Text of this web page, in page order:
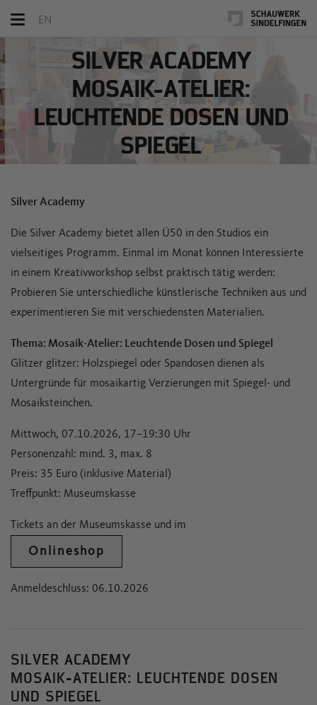
Toggle
EN
SILVER ACADEMY
MOSAIK-ATELIER:
LEUCHTENDE DOSEN UND
SPIEGEL
Silver Academy
Die Silver Academy bietet allen Ü50 in den Studios ein
vielseitiges Programm. Einmal im Monat können Interessierte
in einem Kreativworkshop selbst praktisch tätig werden:
Probieren Sie unterschiedliche künstlerische Techniken aus und
experimentieren Sie mit verschiedensten Materialien.
Thema: Mosaik-Atelier: Leuchtende Dosen und Spiegel
Glitzer glitzer: Holzspiegel oder Spandosen dienen als
Untergründe für mosaikartig Verzierungen mit Spiegel- und
Mosaiksteinchen.
Mittwoch, 07.10.2026, 17–19:30 Uhr
Personenzahl: mind. 3, max. 8
Preis: 35 Euro (inklusive Material)
Treffpunkt: Museumskasse
Tickets an der Museumskasse und im
Onlineshop
Anmeldeschluss: 06.10.2026
SILVER ACADEMY
MOSAIK-ATELIER: LEUCHTENDE DOSEN
UND SPIEGEL